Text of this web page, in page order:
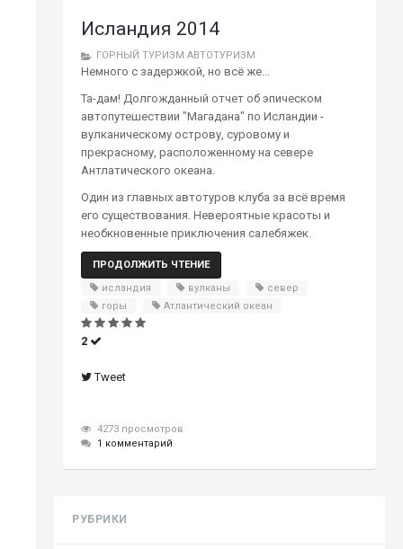
Исландия 2014
ГОРНЫЙ ТУРИЗМ АВТОТУРИЗМ
Немного с задержкой, но всё же...
Та-дам! Долгожданный отчет об эпическом
автопутешествии "Магадана" по Исландии -
вулканическому острову, суровому и
прекрасному, расположенному на севере
Антлатического океана.
Один из главных автотуров клуба за всё время
его существования. Невероятные красоты и
необкновенные приключения салебяжек.
ПРОДОЛЖИТЬ ЧТЕНИЕ
исландия
вулканы
север
горы
Атлантический океан
2
Tweet
4273 просмотров
1 комментарий
РУБРИКИ